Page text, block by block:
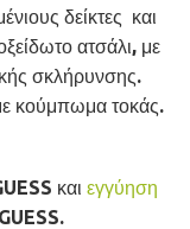
δείκτες και
ατσάλι, με
σκλήρυνσης.
κούμπωμα τοκάς.
και εγγύηση